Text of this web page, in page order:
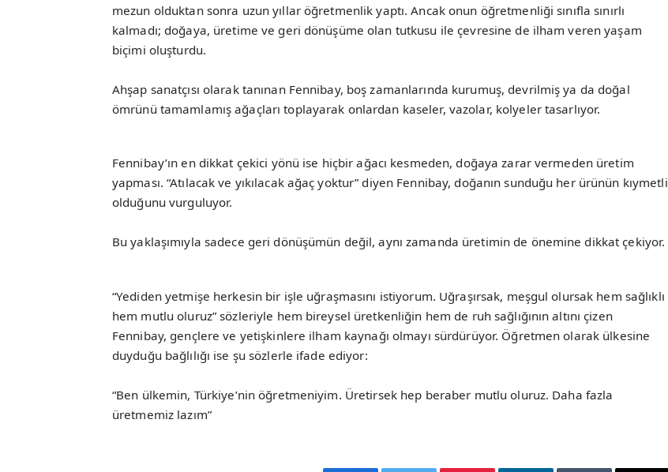
mezun olduktan sonra uzun yıllar öğretmenlik yaptı. Ancak onun öğretmenliği sınıfla sınırlı
kalmadı; doğaya, üretime ve geri dönüşüme olan tutkusu ile çevresine de ilham veren yaşam
biçimi oluşturdu.
Ahşap sanatçısı olarak tanınan Fennibay, boş zamanlarında kurumuş, devrilmiş ya da doğal
ömrünü tamamlamış ağaçları toplayarak onlardan kaseler, vazolar, kolyeler tasarlıyor.
Fennibay’ın en dikkat çekici yönü ise hiçbir ağacı kesmeden, doğaya zarar vermeden üretim
yapması. “Atılacak ve yıkılacak ağaç yoktur” diyen Fennibay, doğanın sunduğu her ürünün kıymetli
olduğunu vurguluyor.
Bu yaklaşımıyla sadece geri dönüşümün değil, aynı zamanda üretimin de önemine dikkat çekiyor.
“Yediden yetmişe herkesin bir işle uğraşmasını istiyorum. Uğraşırsak, meşgul olursak hem sağlıklı
hem mutlu oluruz” sözleriyle hem bireysel üretkenliğin hem de ruh sağlığının altını çizen
Fennibay, gençlere ve yetişkinlere ilham kaynağı olmayı sürdürüyor. Öğretmen olarak ülkesine
duyduğu bağlılığı ise şu sözlerle ifade ediyor:
“Ben ülkemin, Türkiye’nin öğretmeniyim. Üretirsek hep beraber mutlu oluruz. Daha fazla
üretmemiz lazım”